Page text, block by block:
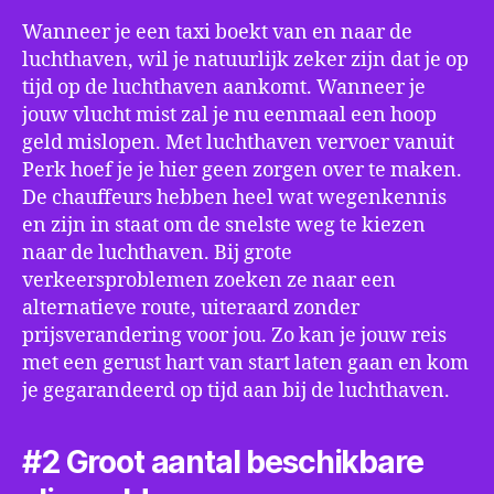
Wanneer je een taxi boekt van en naar de
luchthaven, wil je natuurlijk zeker zijn dat je op
tijd op de luchthaven aankomt. Wanneer je
jouw vlucht mist zal je nu eenmaal een hoop
geld mislopen. Met luchthaven vervoer vanuit
Perk hoef je je hier geen zorgen over te maken.
De chauffeurs hebben heel wat wegenkennis
en zijn in staat om de snelste weg te kiezen
naar de luchthaven. Bij grote
verkeersproblemen zoeken ze naar een
alternatieve route, uiteraard zonder
prijsverandering voor jou. Zo kan je jouw reis
met een gerust hart van start laten gaan en kom
je gegarandeerd op tijd aan bij de luchthaven.
#2 Groot aantal beschikbare